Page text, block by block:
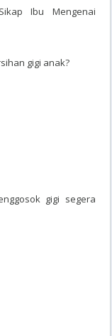
Ibu Mengenai
gigi anak?
gigi segera